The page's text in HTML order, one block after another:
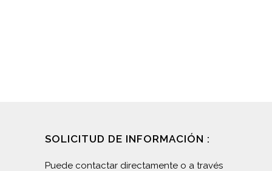
SOLICITUD DE INFORMACIÓN :
Puede contactar directamente o a través